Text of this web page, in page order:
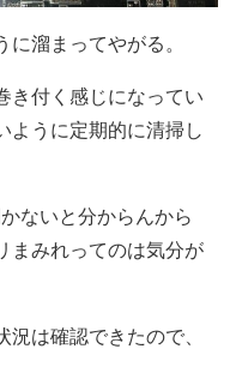
に溜まってやがる。
き付く感じになってい
うに定期的に清掃し
ないと分からんから
まみれってのは気分が
況は確認できたので、